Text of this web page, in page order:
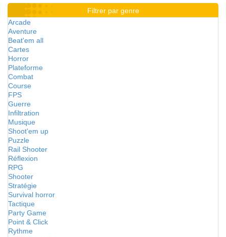
Filtrer par genre
Arcade
Aventure
Beat'em all
Cartes
Horror
Plateforme
Combat
Course
FPS
Guerre
Infiltration
Musique
Shoot'em up
Puzzle
Rail Shooter
Réflexion
RPG
Shooter
Stratégie
Survival horror
Tactique
Party Game
Point & Click
Rythme